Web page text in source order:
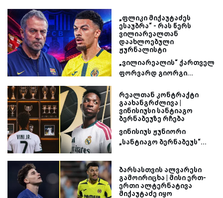
„ფლიკი მიქაუტაძეს
ესაუბრა“ - რას წერს
ვილიარეალთან
დაახლოებული
ჟურნალისტი
„ვილიარეალის“ ქართველ
ფორვარდ გიორგი...
რეალთან კონტრაქტი
გაახანგრძლივა |
ვინისიუსი სანტიაგო
ბერნაბეუზე რჩება
ვინისიუს ჟუნიორი
„სანტიაგო ბერნაბეუს“...
ბარსასთვის ალვარესი
გამოირიცხა | მისი ერთ-
ერთი ალტერნატივა
მიქაუტაძე იყო